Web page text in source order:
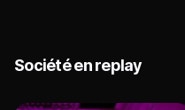
Société en replay